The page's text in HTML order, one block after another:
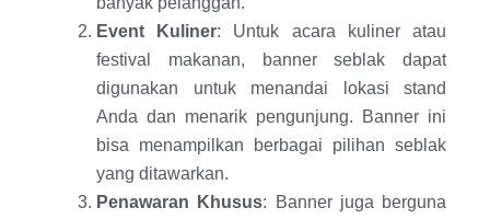
Event Kuliner: Untuk acara kuliner atau
festival makanan, banner seblak dapat
digunakan untuk menandai lokasi stand
Anda dan menarik pengunjung. Banner ini
bisa menampilkan berbagai pilihan seblak
yang ditawarkan.
Penawaran Khusus: Banner juga berguna